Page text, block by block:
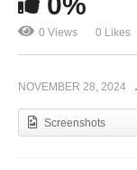
0 Views 0 Likes
NOVEMBER 28, 2024
Screenshots